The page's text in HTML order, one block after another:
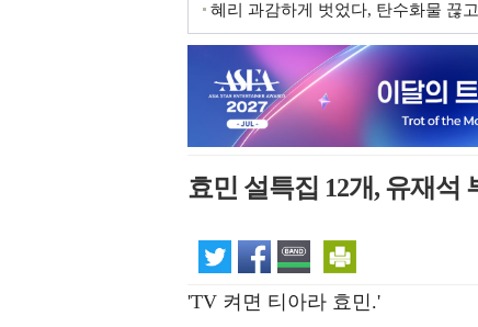
혜리 과감하게 벗었다, 탄수화물 끊
효민 설특집 12개, 유재석
'TV 켜면 티아라 효민.'